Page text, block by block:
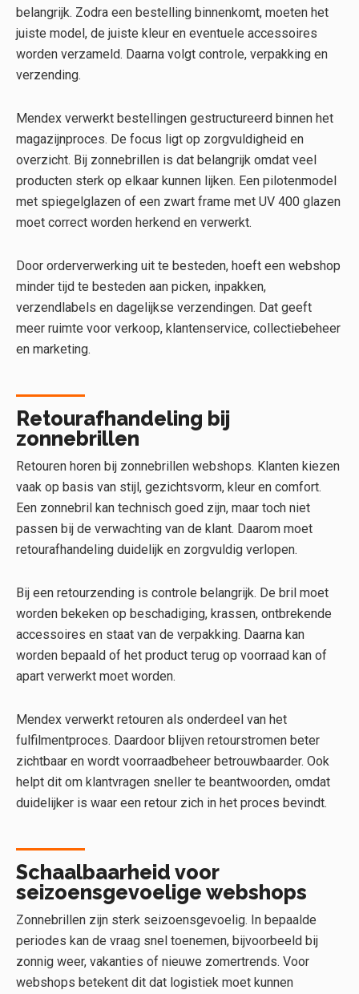
belangrijk. Zodra een bestelling binnenkomt, moeten het
juiste model, de juiste kleur en eventuele accessoires
worden verzameld. Daarna volgt controle, verpakking en
verzending.
Mendex verwerkt bestellingen gestructureerd binnen het
magazijnproces. De focus ligt op zorgvuldigheid en
overzicht. Bij zonnebrillen is dat belangrijk omdat veel
producten sterk op elkaar kunnen lijken. Een pilotenmodel
met spiegelglazen of een zwart frame met UV 400 glazen
moet correct worden herkend en verwerkt.
Door orderverwerking uit te besteden, hoeft een webshop
minder tijd te besteden aan picken, inpakken,
verzendlabels en dagelijkse verzendingen. Dat geeft
meer ruimte voor verkoop, klantenservice, collectiebeheer
en marketing.
Retourafhandeling bij
zonnebrillen
Retouren horen bij zonnebrillen webshops. Klanten kiezen
vaak op basis van stijl, gezichtsvorm, kleur en comfort.
Een zonnebril kan technisch goed zijn, maar toch niet
passen bij de verwachting van de klant. Daarom moet
retourafhandeling duidelijk en zorgvuldig verlopen.
Bij een retourzending is controle belangrijk. De bril moet
worden bekeken op beschadiging, krassen, ontbrekende
accessoires en staat van de verpakking. Daarna kan
worden bepaald of het product terug op voorraad kan of
apart verwerkt moet worden.
Mendex verwerkt retouren als onderdeel van het
fulfilmentproces. Daardoor blijven retourstromen beter
zichtbaar en wordt voorraadbeheer betrouwbaarder. Ook
helpt dit om klantvragen sneller te beantwoorden, omdat
duidelijker is waar een retour zich in het proces bevindt.
Schaalbaarheid voor
seizoensgevoelige webshops
Zonnebrillen zijn sterk seizoensgevoelig. In bepaalde
periodes kan de vraag snel toenemen, bijvoorbeeld bij
zonnig weer, vakanties of nieuwe zomertrends. Voor
webshops betekent dit dat logistiek moet kunnen